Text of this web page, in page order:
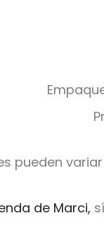
pueden
de Marci,